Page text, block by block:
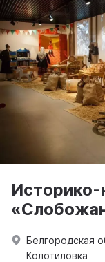
Историко-
Белгородская
Колотиловка